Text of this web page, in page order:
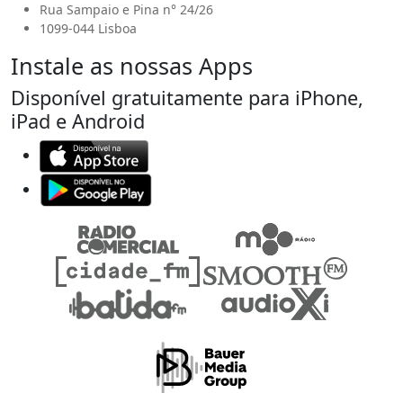
Rua Sampaio e Pina n° 24/26
1099-044 Lisboa
Instale as nossas Apps
Disponível gratuitamente para iPhone,
iPad e Android